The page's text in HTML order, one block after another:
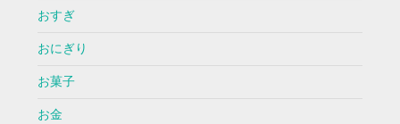
おすぎ
おにぎり
お菓子
お金